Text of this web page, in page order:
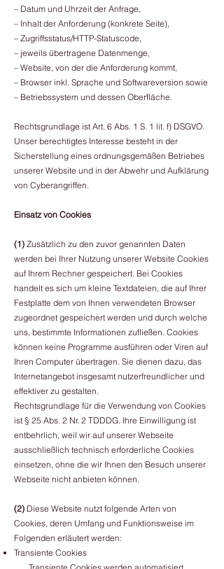
– Datum und Uhrzeit der Anfrage,
– Inhalt der Anforderung (konkrete Seite),
– Zugriffsstatus/HTTP-Statuscode,
– jeweils übertragene Datenmenge,
– Website, von der die Anforderung kommt,
– Browser inkl. Sprache und Softwareversion sowie
– Betriebssystem und dessen Oberfläche.
Rechtsgrundlage ist Art. 6 Abs. 1 S. 1 lit. f) DSGVO.
Unser berechtigtes Interesse besteht in der
Sicherstellung eines ordnungsgemäßen Betriebes
unserer Website und in der Abwehr und Aufklärung
von Cyberangriffen.
Einsatz von Cookies
(1) Zusätzlich zu den zuvor genannten Daten
werden bei Ihrer Nutzung unserer Website Cookies
auf Ihrem Rechner gespeichert. Bei Cookies
handelt es sich um kleine Textdateien, die auf Ihrer
Festplatte dem von Ihnen verwendeten Browser
zugeordnet gespeichert werden und durch welche
uns, bestimmte Informationen zufließen. Cookies
können keine Programme ausführen oder Viren auf
Ihren Computer übertragen. Sie dienen dazu, das
Internetangebot insgesamt nutzerfreundlicher und
effektiver zu gestalten.
Rechtsgrundlage für die Verwendung von Cookies
ist § 25 Abs. 2 Nr. 2 TDDDG. Ihre Einwilligung ist
entbehrlich, weil wir auf unserer Webseite
ausschließlich technisch erforderliche Cookies
einsetzen, ohne die wir Ihnen den Besuch unserer
Webseite nicht anbieten können.
(2) Diese Website nutzt folgende Arten von
Cookies, deren Umfang und Funktionsweise im
Folgenden erläutert werden:
Transiente Cookies